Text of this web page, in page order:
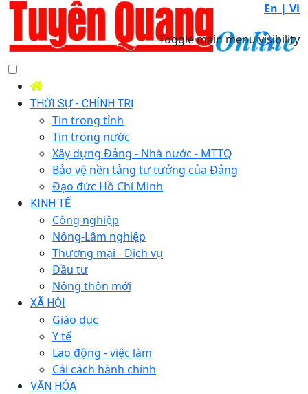
En | Vi
Toggle main menu visibility
THỜI SỰ - CHÍNH TRỊ
Tin trong tỉnh
Tin trong nước
Xây dựng Đảng - Nhà nước - MTTQ
Bảo vệ nền tảng tư tưởng của Đảng
Đạo đức Hồ Chí Minh
KINH TẾ
Công nghiệp
Nông-Lâm nghiệp
Thương mại - Dịch vụ
Đầu tư
Nông thôn mới
XÃ HỘI
Giáo dục
Y tế
Lao động - việc làm
Cải cách hành chính
VĂN HÓA